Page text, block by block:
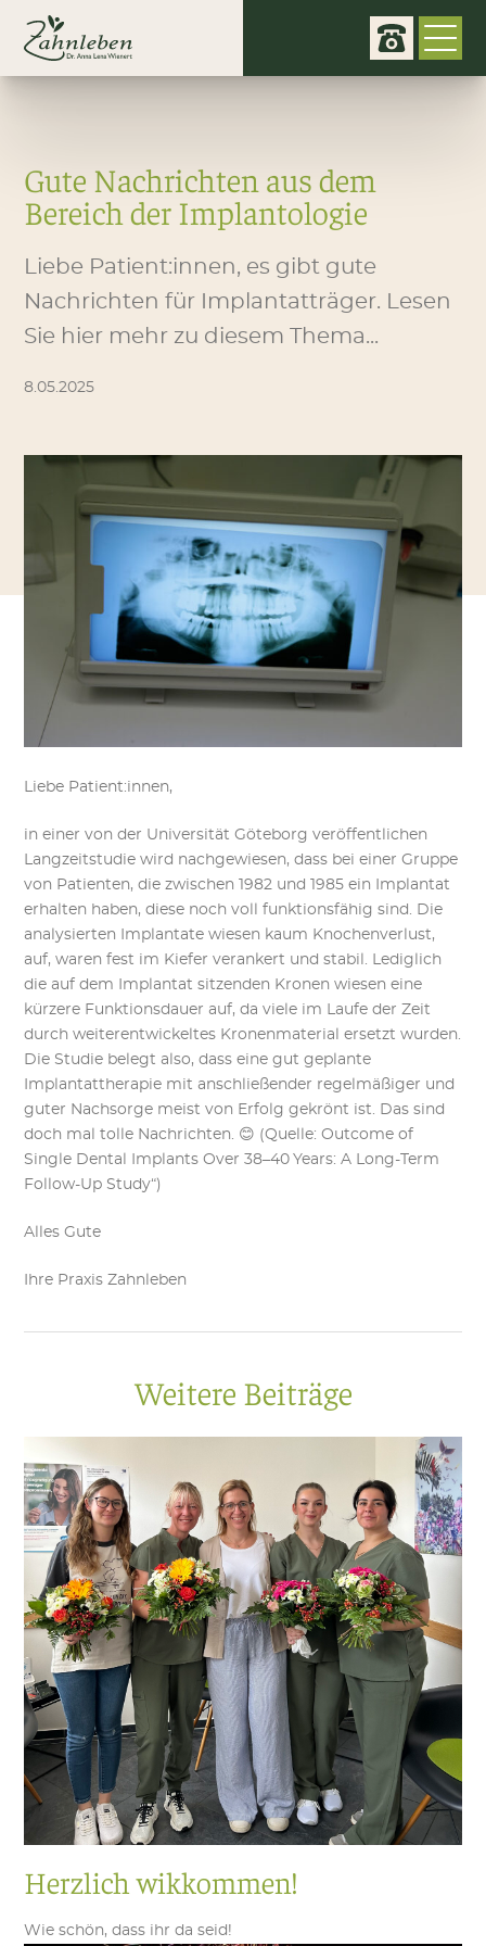
Gute Nachrichten aus dem
Bereich der Implantologie
Liebe Patient:innen, es gibt gute
Nachrichten für Implantatträger. Lesen
Sie hier mehr zu diesem Thema...
8.05.2025
Liebe Patient:innen,
in einer von der Universität Göteborg veröffentlichen
Langzeitstudie wird nachgewiesen, dass bei einer Gruppe
von Patienten, die zwischen 1982 und 1985 ein Implantat
erhalten haben, diese noch voll funktionsfähig sind. Die
analysierten Implantate wiesen kaum Knochenverlust,
auf, waren fest im Kiefer verankert und stabil. Lediglich
die auf dem Implantat sitzenden Kronen wiesen eine
kürzere Funktionsdauer auf, da viele im Laufe der Zeit
durch weiterentwickeltes Kronenmaterial ersetzt wurden.
Die Studie belegt also, dass eine gut geplante
Implantattherapie mit anschließender regelmäßiger und
guter Nachsorge meist von Erfolg gekrönt ist. Das sind
doch mal tolle Nachrichten. 😊 (Quelle: Outcome of
Single Dental Implants Over 38–40 Years: A Long-Term
Follow-Up Study“)
Alles Gute
Ihre Praxis Zahnleben
Weitere Beiträge
Herzlich wikkommen!
Wie schön, dass ihr da seid!